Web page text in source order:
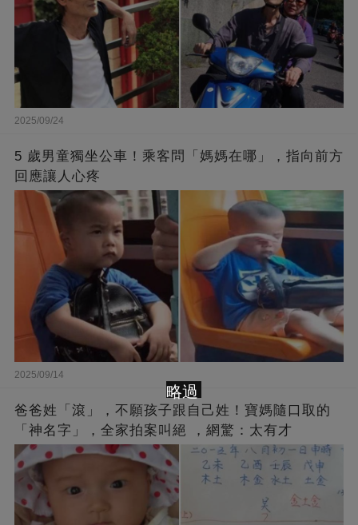
2025/09/24
5 歲男童獨坐公車！乘客問「媽媽在哪」，指向前方
回應讓人心疼
2025/09/14
爸爸姓「滾」，不願孩子跟自己姓！寶媽隨口取的
「神名字」，全家拍案叫絕 ，網驚：太有才
略過